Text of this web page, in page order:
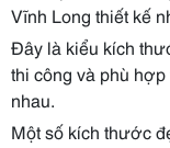
Vĩnh Long thiết kế
Đây là kiểu kích
thi công và phù
nhau.
Một số kích thước